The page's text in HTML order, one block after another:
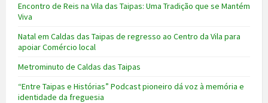
Encontro de Reis na Vila das Taipas: Uma Tradição que se Mantém
Viva
Natal em Caldas das Taipas de regresso ao Centro da Vila para
apoiar Comércio local
Metrominuto de Caldas das Taipas
“Entre Taipas e Histórias” Podcast pioneiro dá voz à memória e
identidade da freguesia